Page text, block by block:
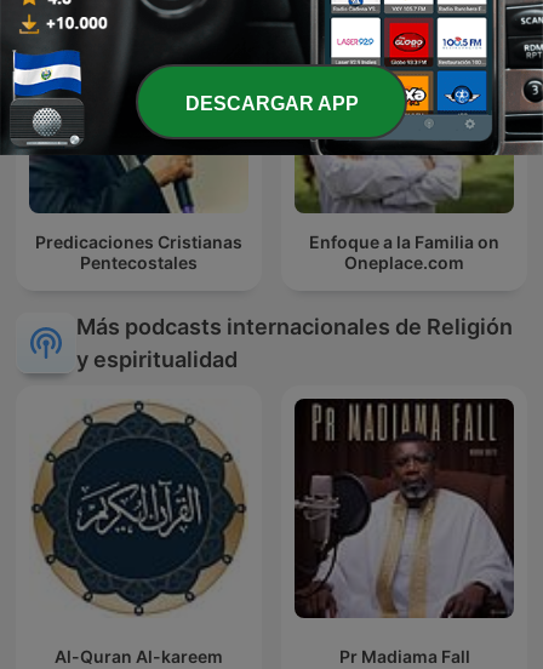
Predicaciones Cristianas
Pentecostales
Enfoque a la Familia on
Oneplace.com
Más podcasts internacionales de Religión
y espiritualidad
Al-Quran Al-kareem Pr Madiama Fall
DESCARGAR APP